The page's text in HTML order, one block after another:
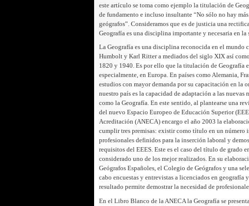
este artículo se toma como ejemplo la titulación de
de fundamento e incluso insultante “No sólo no hay
geógrafos”. Consideramos que es de justicia una
Geografía es una disciplina importante y necesaria en
La Geografía es una disciplina reconocida en el mundo
Humbolt y Karl Ritter a mediados del siglo XIX así
1820 y 1940. Es por ello que la titulación de Geografía
especialmente, en Europa. En países como Alemania,
estudios con mayor demanda por su capacitación en
nuestro país es la capacidad de adaptación a las
como la Geografía. En este sentido, al plantearse una
del nuevo Espacio Europeo de Educación Superior
Acreditación (ANECA) encargo el año 2003 la
cumplir tres premisas: existir como título en un número
profesionales definidos para la inserción laboral y
requisitos del EEES. Este es el caso del título de grado
considerado uno de los mejor realizados. En su
Geógrafos Españoles, el Colegio de Geógrafos y una
cabo encuestas y entrevistas a licenciados en geografía
resultado permite demostrar la necesidad de
En el Libro Blanco de la ANECA la Geografía se